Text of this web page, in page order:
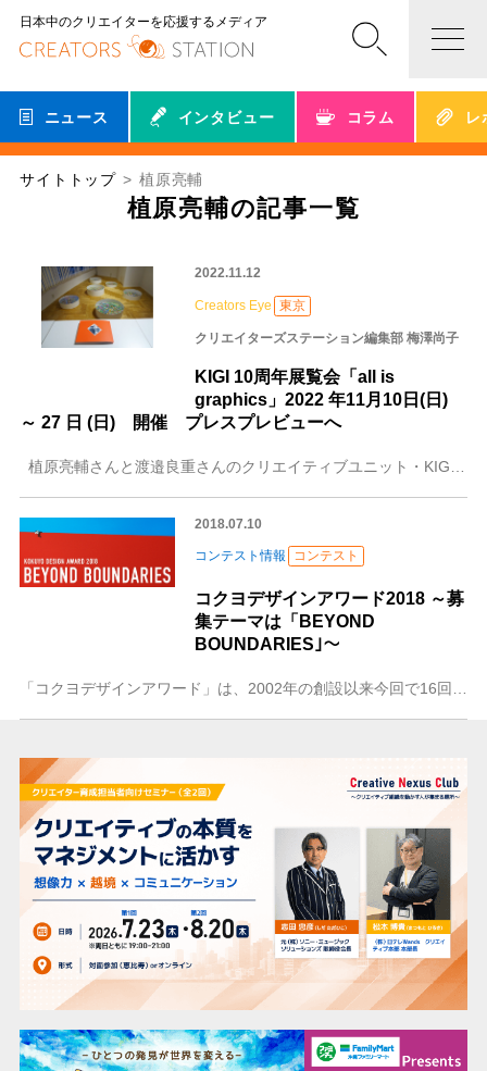
日本中のクリエイターを応援するメディア
ニュース インタビュー コラム レ
サイトトップ 植原亮輔
植原亮輔の記事一覧
2022.11.12
Creators Eye 東京
クリエイターズステーション編集部 梅澤尚子
KIGI 10周年展覧会「all is
graphics」2022 年11月10日(日)
～ 27 日 (日) 開催 プレスプレビューへ
2018.07.10
コンテスト情報 コンテスト
コクヨデザインアワード2018 ～募
集テーマは「BEYOND
BOUNDARIES｣～